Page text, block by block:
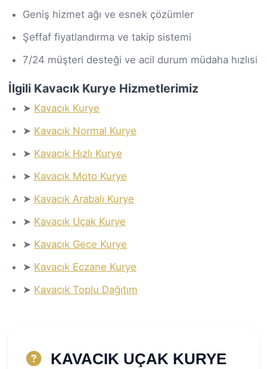
Geniş hizmet ağı ve esnek çözümler
Şeffaf fiyatlandırma ve takip sistemi
7/24 müşteri desteği ve acil durum müdaha hızlısi
İlgili Kavacık Kurye Hizmetlerimiz
➤ Kavacık Kurye
➤ Kavacık Normal Kurye
➤ Kavacık Hızlı Kurye
➤ Kavacık Moto Kurye
➤ Kavacık Arabalı Kurye
➤ Kavacık Uçak Kurye
➤ Kavacık Gece Kurye
➤ Kavacık Eczane Kurye
➤ Kavacık Toplu Dağıtım
KAVACIK UÇAK KURYE